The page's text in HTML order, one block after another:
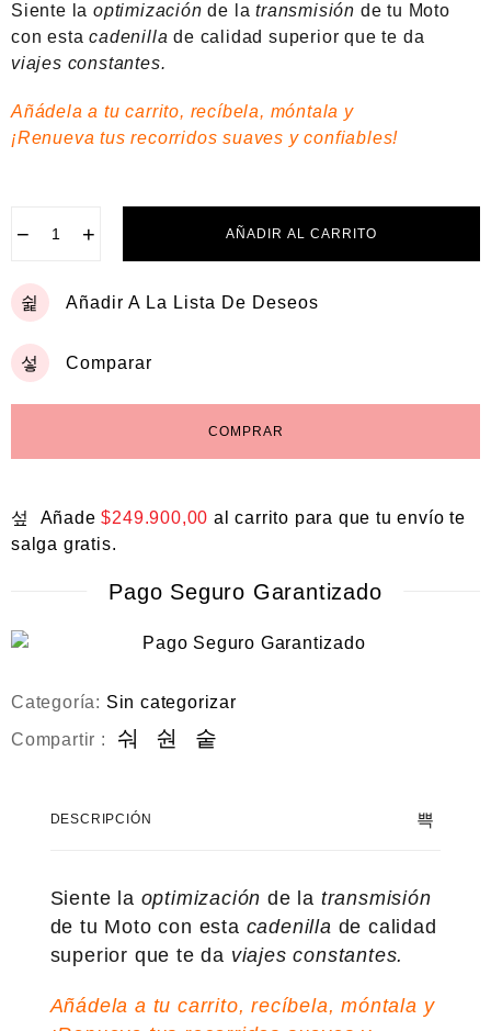
o
e
n
0
e
5
Siente la optimización de latransmisión de tu Moto
con estacadenilla de calidad superior que te da
viajes constantes.
Añádela a tu carrito, recíbela, móntala y
¡Renueva tus recorridos suaves y confiables!
− + AÑADIR AL CARRITO
Añadir A La Lista De Deseos
Comparar
COMPRAR
Añade$249.900,00 al carrito para que tu envío te
salga gratis.
Pago Seguro Garantizado
Categoría: Sin categorizar
Compartir :
DESCRIPCIÓN
Siente la optimización de la transmisión
de tu Moto con esta cadenilla de calidad
superior que te da viajes constantes.
Añádela a tu carrito, recíbela, móntala y